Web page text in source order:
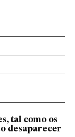
tal como os
desaparecer